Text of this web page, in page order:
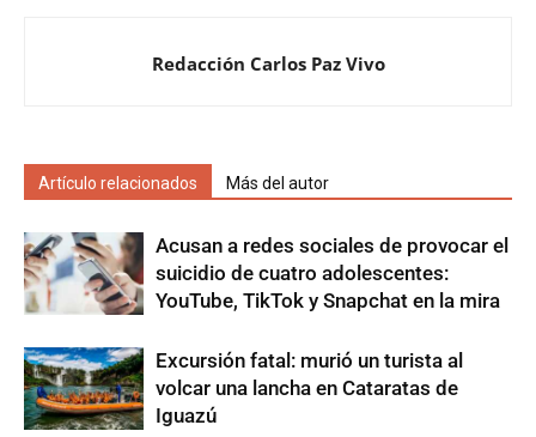
Redacción Carlos Paz Vivo
Artículo relacionados Más del autor
Acusan a redes sociales de provocar el
suicidio de cuatro adolescentes:
YouTube, TikTok y Snapchat en la mira
Excursión fatal: murió un turista al
volcar una lancha en Cataratas de
Iguazú